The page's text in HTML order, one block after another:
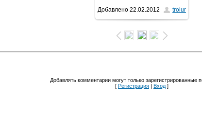
1600x1068/ 92.0Kb
Добавлено 22.02.2012 trolur
Добавлять комментарии могут только зарегистрированные
[ Регистрация | Вход ]